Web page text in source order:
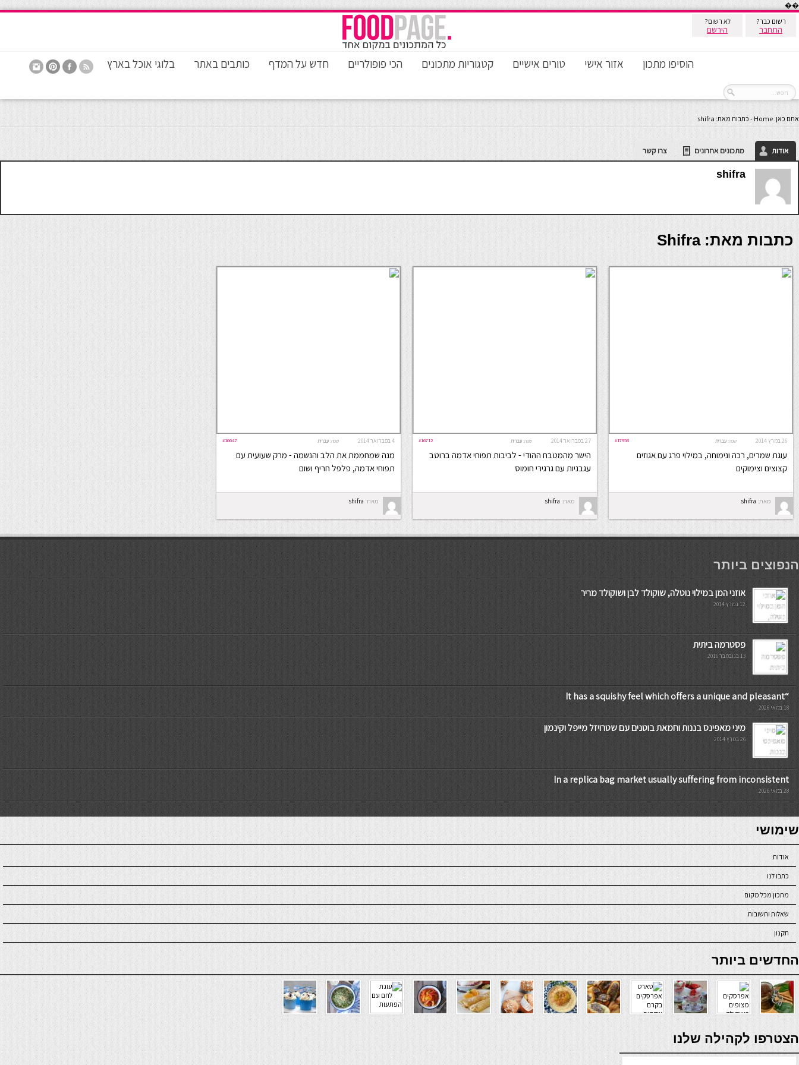
��
רשום כבר?
התחבר
לא רשום?
הירשם
הוסיפו מתכון אזור אישי טורים אישיים קטגוריות מתכונים הכי פופולריים חדש על המדף כותבים באתר בלוגי אוכל בארץ
אתם כאן: Home
- כתבות מאת: shifra
אודות מתכונים אחרונים צרו קשר
shifra
כתבות מאת: Shifra
26 במרץ 2014 #17958 שפה: עברית
עוגת שמרים, רכה ונימוחה, במילוי פרג עם אגוזים
קצוצים וצימוקים
מאת: shifra
27 בפברואר 2014 #16712 שפה: עברית
הישר מהמטבח ההודי - לביבות תפוחי אדמה ברוטב
עגבניות עם גרגירי חומוס
מאת: shifra
4 בפברואר 2014 #16647 שפה: עברית
מנה שמחממת את הלב והנשמה - מרק שעועית עם
תפוחי אדמה, פלפל חריף ושום
מאת: shifra
мостбет кг
הנפוצים ביותר
אוזני המן במילוי נוטלה, שוקולד לבן ושוקולד מריר
12 במרץ 2014
פסטרמה ביתית
13 בנובמבר 2016
“It has a squishy feel which offers a unique and pleasant
18 במאי 2026
מיני מאפינס בננות וחמאת בוטנים עם שטרויזל מייפל וקינמון
26 במרץ 2014
In a replica bag market usually suffering from inconsistent
28 במאי 2026
7slots
seriöse online casinos österreich
שימושי
אודות
כתבו לנו
מתכון מכל מקום
שאלות ותשובות
תקנון
online casino
החדשים ביותר
verde casino
הצטרפו לקהילה שלנו